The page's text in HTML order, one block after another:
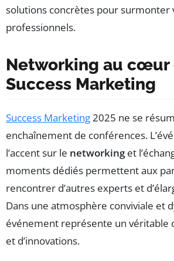
solutions concrètes pour surmonter
professionnels.
Networking au cœur
Success Marketing
Success Marketing2025 ne se
enchaînement de conférences.
l’accent sur le networkinget
moments dédiés permettent aux
rencontrer d’autres experts et
Dans une atmosphère conviviale et
événement représente un véritable
et d’innovations.